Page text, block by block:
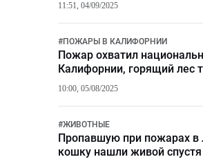
11:51, 04/09/2025
#ПОЖАРЫ В КАЛИФОРНИИ
Пожар охватил
Калифорнии, горящий лес
10:00, 05/08/2025
#ЖИВОТНЫЕ
Пропавшую при пожарах в
кошку нашли живой